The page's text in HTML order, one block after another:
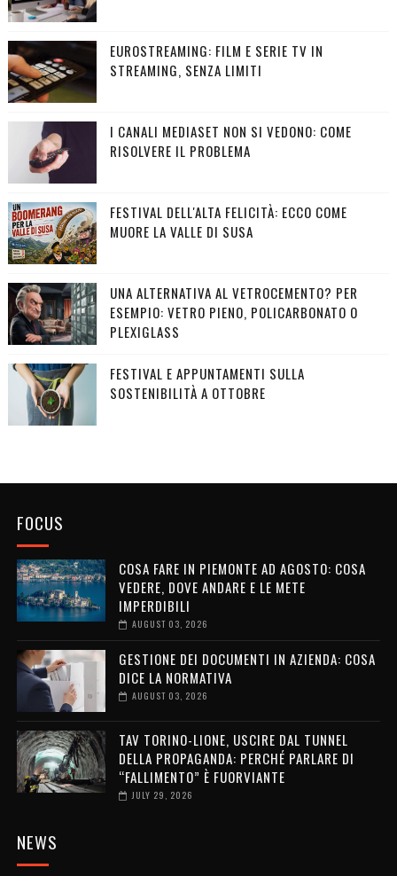
EUROSTREAMING: FILM E SERIE TV IN
STREAMING, SENZA LIMITI
I CANALI MEDIASET NON SI VEDONO: COME
RISOLVERE IL PROBLEMA
FESTIVAL DELL'ALTA FELICITÀ: ECCO COME
MUORE LA VALLE DI SUSA
UNA ALTERNATIVA AL VETROCEMENTO? PER
ESEMPIO: VETRO PIENO, POLICARBONATO O
PLEXIGLASS
FESTIVAL E APPUNTAMENTI SULLA
SOSTENIBILITÀ A OTTOBRE
FOCUS
COSA FARE IN PIEMONTE AD AGOSTO: COSA
VEDERE, DOVE ANDARE E LE METE
IMPERDIBILI
AUGUST 03, 2026
GESTIONE DEI DOCUMENTI IN AZIENDA: COSA
DICE LA NORMATIVA
AUGUST 03, 2026
TAV TORINO-LIONE, USCIRE DAL TUNNEL
DELLA PROPAGANDA: PERCHÉ PARLARE DI
“FALLIMENTO” È FUORVIANTE
JULY 29, 2026
NEWS